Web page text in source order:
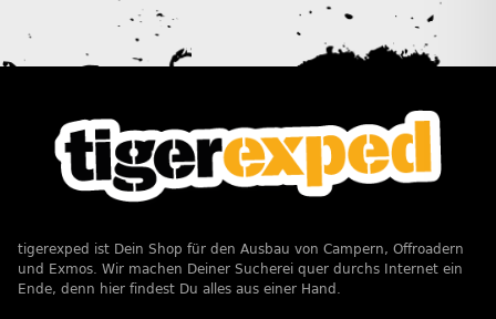
tigerexped ist Dein Shop für den Ausbau von Campern, Offroadern
und Exmos. Wir machen Deiner Sucherei quer durchs Internet ein
Ende, denn hier findest Du alles aus einer Hand.